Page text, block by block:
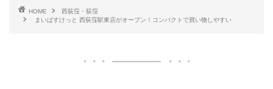
HOME
西荻窪・荻窪
まいばすけっと 西荻窪駅東店がオープン！コンパクトで買い物しやすい